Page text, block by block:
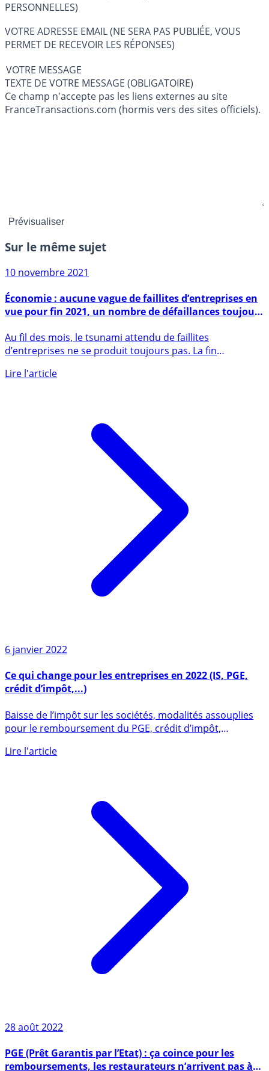
PERSONNELLES)
VOTRE ADRESSE EMAIL (NE SERA PAS PUBLIÉE, VOUS
PERMET DE RECEVOIR LES RÉPONSES)
VOTRE MESSAGE
TEXTE DE VOTRE MESSAGE (OBLIGATOIRE)
Ce champ n'accepte pas les liens externes au site
FranceTransactions.com (hormis vers des sites officiels).
Sur le même sujet
10 novembre 2021
vue pour fin 2021, un nombre de défaillances toujours
historiquement bas en France
d’entreprises ne se produit toujours pas. La fin
6 janvier 2022
crédit d’impôt,...)
pour le remboursement du PGE, crédit d’impôt,
28 août 2022